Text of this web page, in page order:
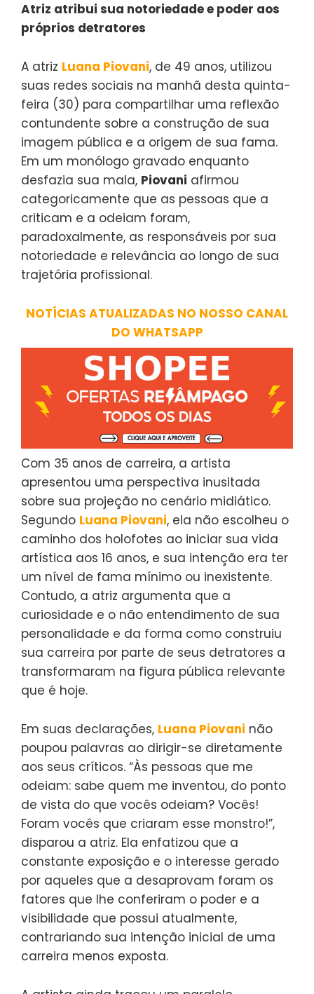
Atriz atribui sua notoriedade e poder aos
próprios detratores
A atriz Luana Piovani, de 49 anos, utilizou
suas redes sociais na manhã desta quinta-
feira (30) para compartilhar uma reflexão
contundente sobre a construção de sua
imagem pública e a origem de sua fama.
Em um monólogo gravado enquanto
desfazia sua mala, Piovani afirmou
categoricamente que as pessoas que a
criticam e a odeiam foram,
paradoxalmente, as responsáveis por sua
notoriedade e relevância ao longo de sua
trajetória profissional.
NOTÍCIAS ATUALIZADAS NO NOSSO CANAL
DO WHATSAPP
Com 35 anos de carreira, a artista
apresentou uma perspectiva inusitada
sobre sua projeção no cenário midiático.
Segundo Luana Piovani, ela não escolheu o
caminho dos holofotes ao iniciar sua vida
artística aos 16 anos, e sua intenção era ter
um nível de fama mínimo ou inexistente.
Contudo, a atriz argumenta que a
curiosidade e o não entendimento de sua
personalidade e da forma como construiu
sua carreira por parte de seus detratores a
transformaram na figura pública relevante
que é hoje.
Em suas declarações, Luana Piovani não
poupou palavras ao dirigir-se diretamente
aos seus críticos. “Às pessoas que me
odeiam: sabe quem me inventou, do ponto
de vista do que vocês odeiam? Vocês!
Foram vocês que criaram esse monstro!”,
disparou a atriz. Ela enfatizou que a
constante exposição e o interesse gerado
por aqueles que a desaprovam foram os
fatores que lhe conferiram o poder e a
visibilidade que possui atualmente,
contrariando sua intenção inicial de uma
carreira menos exposta.